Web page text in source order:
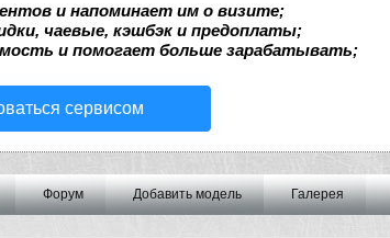
и напоминает им о визите;
чаевые, кэшбэк и предоплаты;
и помогает больше зарабатывать;
сервисом
Форум Добавить модель Галерея